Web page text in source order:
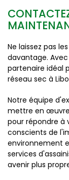
Ne laissez pas
davantage. Avec
partenaire idéal
réseau sec à
Notre équipe
mettre en œuvre
pour répondre à
conscients de
environnement
services
avenir plus